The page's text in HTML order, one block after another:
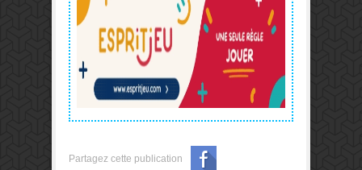
Partagez cette publication